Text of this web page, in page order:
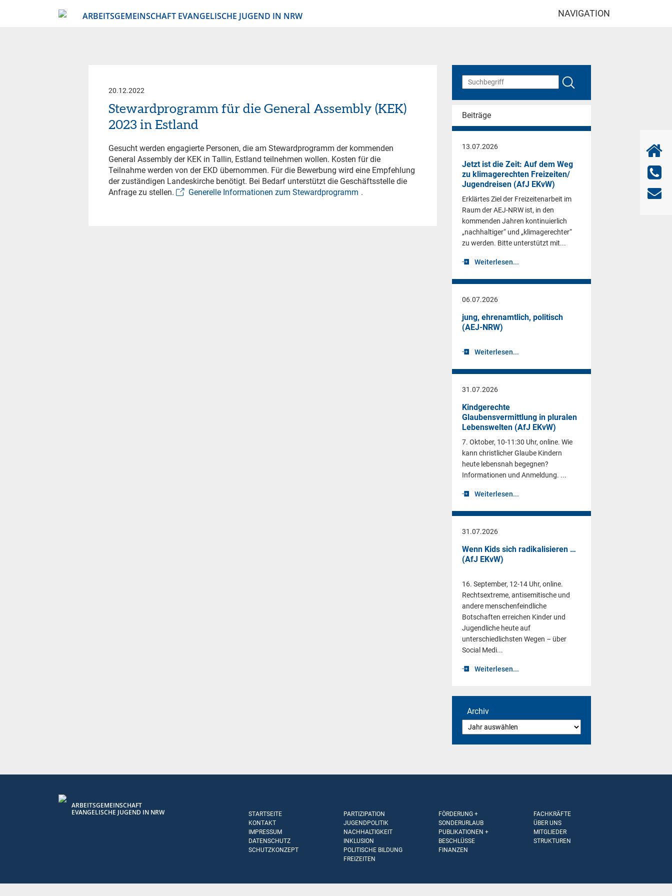
ARBEITSGEMEINSCHAFT EVANGELISCHE JUGEND IN NRW NAVIGATION
20.12.2022
Stewardprogramm für die General Assembly (KEK)
2023 in Estland
Gesucht werden engagierte Personen, die am Stewardprogramm der kommenden
General Assembly der KEK in Tallin, Estland teilnehmen wollen. Kosten für die
Teilnahme werden von der EKD übernommen. Für die Bewerbung wird eine Empfehlung
der zuständigen Landeskirche benötigt. Bei Bedarf unterstützt die Geschäftsstelle die
Anfrage zu stellen.
Generelle Informationen zum Stewardprogramm .
Beiträge
13.07.2026
Jetzt ist die Zeit: Auf dem Weg
zu klimagerechten Freizeiten/
Jugendreisen (AfJ EKvW)
Erklärtes Ziel der Freizeitenarbeit im
Raum der AEJ-NRW ist, in den
kommenden Jahren kontinuierlich
„nachhaltiger“ und „klimagerechter“
zu werden. Bitte unterstützt mit...
Weiterlesen...
06.07.2026
jung, ehrenamtlich, politisch
(AEJ-NRW)
Weiterlesen...
31.07.2026
Kindgerechte
Glaubensvermittlung in pluralen
Lebenswelten (AfJ EKvW)
7. Oktober, 10-11:30 Uhr, online. Wie
kann christlicher Glaube Kindern
heute lebensnah begegnen?
Informationen und Anmeldung. ...
Weiterlesen...
31.07.2026
Wenn Kids sich radikalisieren …
(AfJ EKvW)
16. September, 12-14 Uhr, online.
Rechtsextreme, antisemitische und
andere menschenfeindliche
Botschaften erreichen Kinder und
Jugendliche heute auf
unterschiedlichsten Wegen – über
Social Medi...
Weiterlesen...
Archiv
ARBEITSGEMEINSCHAFT
EVANGELISCHE JUGEND IN NRW
STARTSEITE
KONTAKT
IMPRESSUM
DATENSCHUTZ
SCHUTZKONZEPT
PARTIZIPATION
JUGENDPOLITIK
NACHHALTIGKEIT
INKLUSION
POLITISCHE BILDUNG
FREIZEITEN
FÖRDERUNG +
SONDERURLAUB
PUBLIKATIONEN +
BESCHLÜSSE
FINANZEN
FACHKRÄFTE
ÜBER UNS
MITGLIEDER
STRUKTUREN